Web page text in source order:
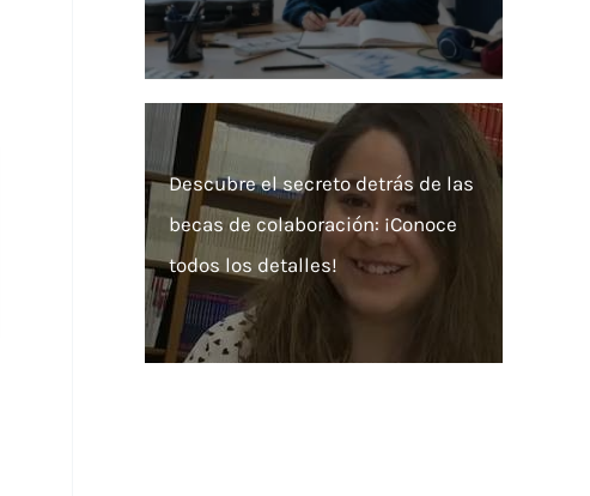
Descubre el secreto detrás de las
becas de colaboración: ¡Conoce
todos los detalles!